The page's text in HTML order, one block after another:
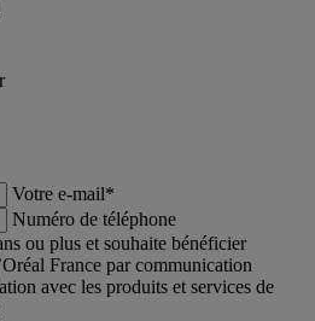
Votre e-mail*
Numéro de téléphone
ou plus et souhaite bénéficier
France par communication
avec les produits et services de